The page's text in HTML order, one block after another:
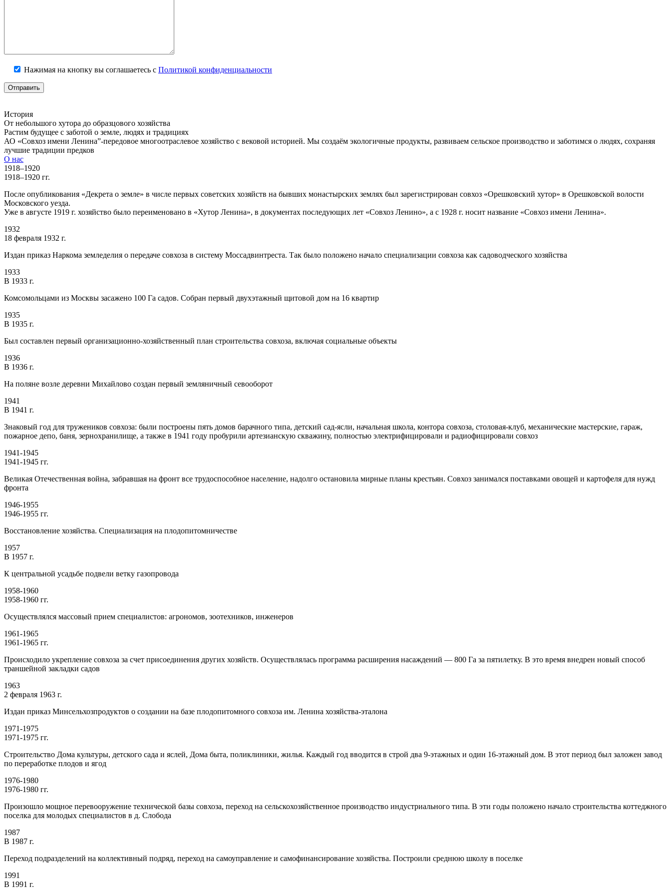
Нажимая на кнопку вы соглашаетесь с Политикой конфиденциальности
История
От небольшого хутора до образцового хозяйства
Растим будущее с заботой о земле, людях и традициях
АО «Совхоз имени Ленина”-передовое многоотраслевое хозяйство с вековой историей. Мы создаём экологичные продукты, развиваем сельское производство и заботимся о людях, сохраняя
лучшие традиции предков
О нас
1918–1920
1918–1920 гг.
После опубликования «Декрета о земле» в числе первых советских хозяйств на бывших монастырских землях был зарегистрирован совхоз «Орешковский хутор» в Орешковской волости
Московского уезда.
Уже в августе 1919 г. хозяйство было переименовано в «Хутор Ленина», в документах последующих лет «Совхоз Ленино», а с 1928 г. носит название «Совхоз имени Ленина».
1932
18 февраля 1932 г.
Издан приказ Наркома земледелия о передаче совхоза в систему Моссадвинтреста. Так было положено начало специализации совхоза как садоводческого хозяйства
1933
В 1933 г.
Комсомольцами из Москвы засажено 100 Га садов. Собран первый двухэтажный щитовой дом на 16 квартир
1935
В 1935 г.
Был составлен первый организационно-хозяйственный план строительства совхоза, включая социальные объекты
1936
В 1936 г.
На поляне возле деревни Михайлово создан первый земляничный севооборот
1941
В 1941 г.
Знаковый год для тружеников совхоза: были построены пять домов барачного типа, детский сад-ясли, начальная школа, контора совхоза, столовая-клуб, механические мастерские, гараж,
пожарное депо, баня, зернохранилище, а также в 1941 году пробурили артезианскую скважину, полностью электрифицировали и радиофицировали совхоз
1941-1945
1941-1945 гг.
Великая Отечественная война, забравшая на фронт все трудоспособное население, надолго остановила мирные планы крестьян. Совхоз занимался поставками овощей и картофеля для нужд
фронта
1946-1955
1946-1955 гг.
Восстановление хозяйства. Специализация на плодопитомничестве
1957
В 1957 г.
К центральной усадьбе подвели ветку газопровода
1958-1960
1958-1960 гг.
Осуществлялся массовый прием специалистов: агрономов, зоотехников, инженеров
1961-1965
1961-1965 гг.
Происходило укрепление совхоза за счет присоединения других хозяйств. Осуществлялась программа расширения насаждений — 800 Га за пятилетку. В это время внедрен новый способ
траншейной закладки садов
1963
2 февраля 1963 г.
Издан приказ Минсельхозпродуктов о создании на базе плодопитомного совхоза им. Ленина хозяйства-эталона
1971-1975
1971-1975 гг.
Строительство Дома культуры, детского сада и яслей, Дома быта, поликлиники, жилья. Каждый год вводится в строй два 9-этажных и один 16-этажный дом. В этот период был заложен завод
по переработке плодов и ягод
1976-1980
1976-1980 гг.
Произошло мощное перевооружение технической базы совхоза, переход на сельскохозяйственное производство индустриального типа. В эти годы положено начало строительства коттеджного
поселка для молодых специалистов в д. Слобода
1987
В 1987 г.
Переход подразделений на коллективный подряд, переход на самоуправление и самофинансирование хозяйства. Построили среднюю школу в поселке
1991
В 1991 г.